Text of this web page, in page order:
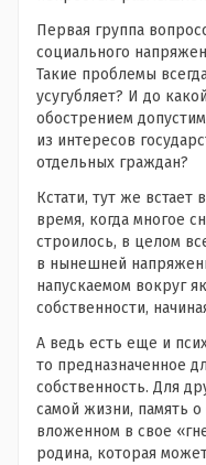
Первая группа
социального
Такие проблемы
усугубляет? И до
обострением
из интересов
отдельных граждан?
Кстати, тут же встает
время, когда многое
строилось, в целом
в нынешней
напускаемом вокруг
собственности,
А ведь есть еще и
то предназначенное
собственность. Для
самой жизни, память
вложенном в свое
родина, которая